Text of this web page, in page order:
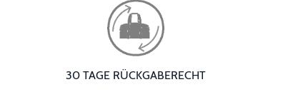
30 TAGE RÜCKGABERECHT